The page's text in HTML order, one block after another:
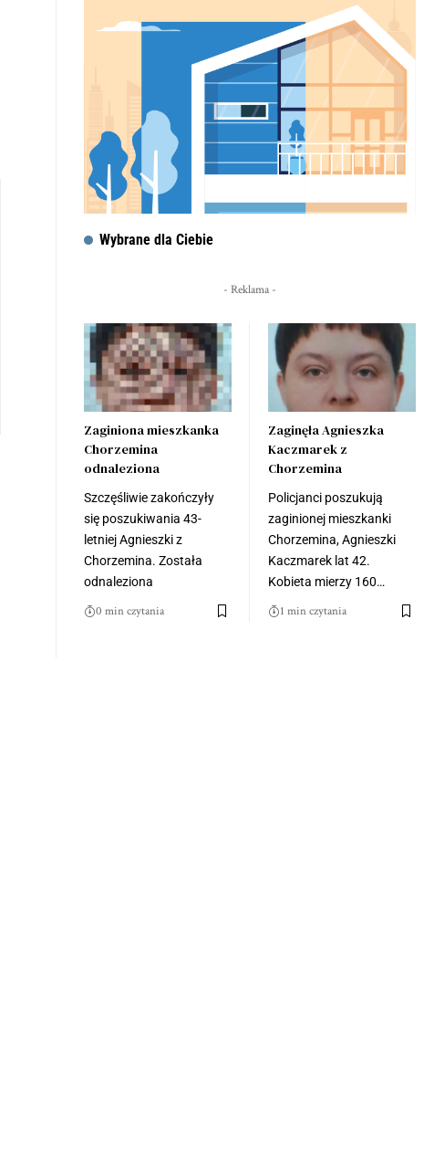
Wybrane dla Ciebie
- Reklama -
Zaginiona mieszkanka
Chorzemina
odnaleziona
Szczęśliwie zakończyły
się poszukiwania 43-
letniej Agnieszki z
Chorzemina. Została
odnaleziona
0 min czytania
Zaginęła Agnieszka
Kaczmarek z
Chorzemina
Policjanci poszukują
zaginionej mieszkanki
Chorzemina, Agnieszki
Kaczmarek lat 42.
Kobieta mierzy 160…
1 min czytania